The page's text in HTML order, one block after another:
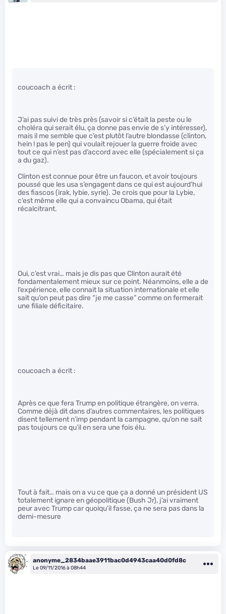
coucoach a écrit :
J’ai pas suivi de très près (savoir si c’était la peste ou le
choléra qui serait élu, ça donne pas envie de s’y intéresser),
mais il me semble que c’est plutôt l’autre blondasse (clinton,
hein ! pas le pen) qui voulait rejouer la guerre froide avec
tout ce qui n’est pas d’accord avec elle (spécialement si ça
a du gaz).
Clinton est connue pour être un faucon, et avoir toujours
poussé que les usa s’engagent dans ce qui est aujourd’hui
des fiascos (irak, lybie, syrie). Je crois que pour la Lybie,
c’est même elle qui a convaincu Obama, qui était
récalcitrant.
Oui, c’est vrai… mais je dis pas que Clinton aurait été
fondamentalement mieux sur ce point. Néanmoins, elle a de
l’expérience, elle connait la situation internationale et elle
sait qu’on peut pas dire “je me casse” comme on fermerait
une filiale déficitaire.
coucoach a écrit :
Après ce que fera Trump en politique étrangère, on verra.
Comme déjà dit dans d’autres commentaires, les politiques
disent tellement n’imp pendant la campagne, qu’on ne sait
pas toujours ce qu’il en sera une fois élu.
Tout à fait… mais on a vu ce que ça a donné un président US
totalement ignare en géopolitique (Bush Jr), j’ai vraiment
peur avec Trump car quoiqu’il fasse, ça ne sera pas dans la
demi-mesure
anonyme_2834baae3911bac0d4943caa40d0fd8c
Le 09/11/2016 à 08h44